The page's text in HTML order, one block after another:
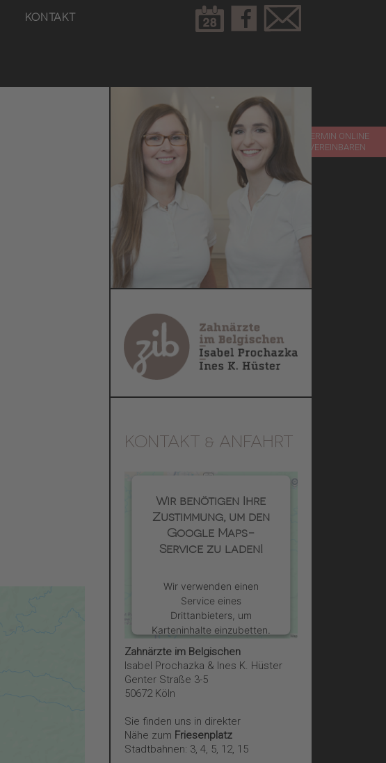
TERMIN ONLINE
VEREINBAREN
KONTAKT
KONTAKT & ANFAHRT
Wir benötigen Ihre
Zustimmung, um den
Google Maps-
Service zu laden!
Wir verwenden einen
Service eines
Drittanbieters, um
Karteninhalte einzubetten.
Dieser Service kann Daten
zu Ihren Aktivitäten
sammeln. Bitte lesen Sie
die Details durch und
des Service zu, um diese
Karte anzuzeigen.
Zahnärzte im Belgischen
Isabel Prochazka & Ines K. Hüster
Genter Straße 3-5
50672 Köln
Sie finden uns in direkter
Nähe zum Friesenplatz
Stadtbahnen: 3, 4, 5, 12, 15